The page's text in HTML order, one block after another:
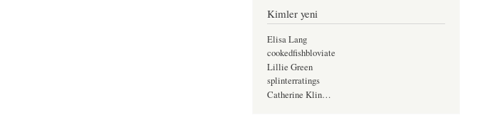
Kimler yeni
Elisa Lang
cookedfishbloviate
Lillie Green
splinterratings
Catherine Klin…